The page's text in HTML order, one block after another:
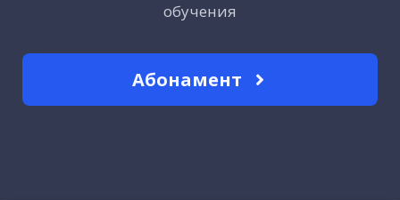
обучения
Абонамент